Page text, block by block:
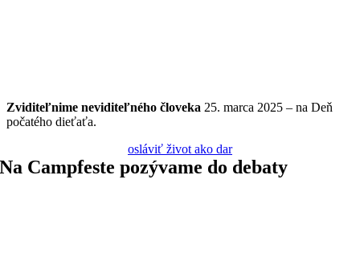
Zviditeľnime neviditeľného človeka 25. marca 2025 – na Deň
počatého dieťaťa.
osláviť život ako dar
Na Campfeste pozývame do debaty